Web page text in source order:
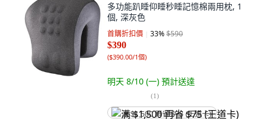
多功能趴睡仰睡秒睡記憶棉兩用枕, 1
個, 深灰色
首購折扣價 33%$590
$390
($390.00/1個)
明天 8/10 (一) 預計送達
(1)
满 $1,500 再省 $75 (王道卡)